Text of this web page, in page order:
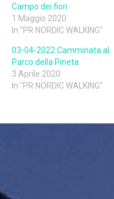
Campo dei fiori
1 Maggio 2020
In "PR NORDIC WALKING"
03-04-2022 Camminata al
Parco della Pineta
3 Aprile 2020
In "PR NORDIC WALKING"